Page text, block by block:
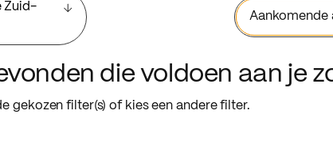
Zuid-
Aankomende
die voldoen aan je
gekozen filter(s) of kies een andere filter.